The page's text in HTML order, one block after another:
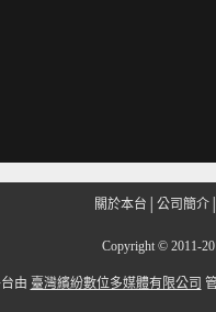
關於本台 公司簡介
Copyright © 2011-
由 臺灣繽紛數位多媒體有限公司